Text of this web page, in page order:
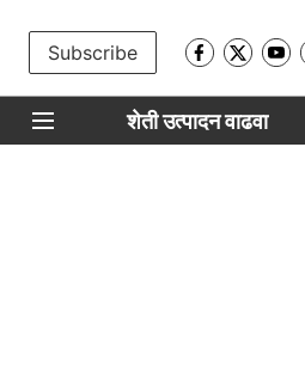
Subscribe
शेती उत्पादन वाढवा